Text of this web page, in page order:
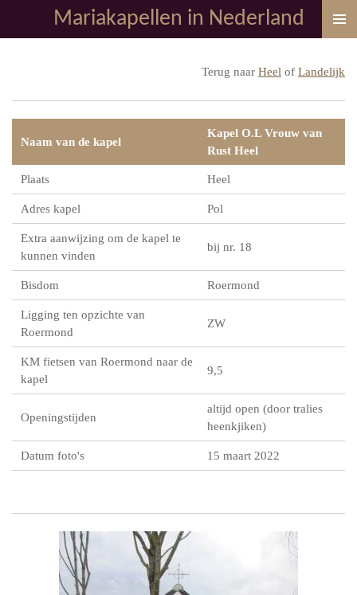
direct
Mariakapellen in Nederland
Terug naar Heel of Landelijk
Naam van de kapel
Kapel O.L Vrouw van
Rust Heel
Plaats Heel
Adres kapel Pol
Extra aanwijzing om de kapel te
kunnen vinden
bij nr. 18
Bisdom Roermond
Ligging ten opzichte van
Roermond
ZW
KM fietsen van Roermond naar de
kapel
9,5
Openingstijden
altijd open (door tralies
heenkjiken)
Datum foto's 15 maart 2022